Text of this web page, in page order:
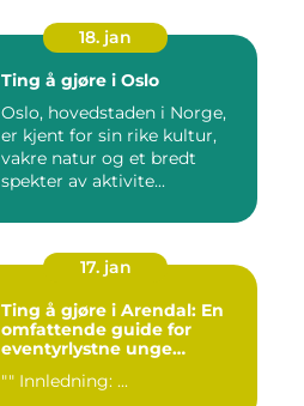
18. jan
Ting å gjøre i Oslo
Oslo, hovedstaden i Norge,
er kjent for sin rike kultur,
vakre natur og et bredt
spekter av aktivite...
17. jan
Ting å gjøre i Arendal: En
omfattende guide for
eventyrlystne unge
"" Innledning: ...